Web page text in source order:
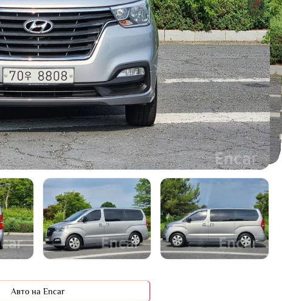
Авто на Encar